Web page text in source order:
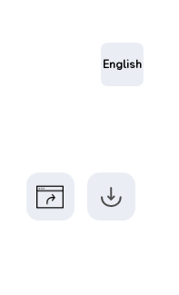
English